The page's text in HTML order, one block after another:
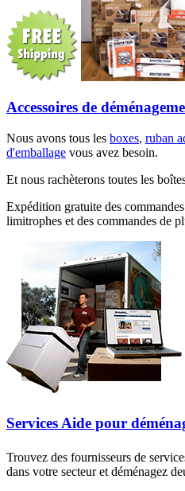
Accessoires de
Nous avons tous les boxes, ruban
d'emballage vous avez besoin.
Et nous rachèterons toutes les
Expédition gratuite des
limitrophes et des commandes de
Services Aide pour
Trouvez des fournisseurs de
dans votre secteur et déménagez